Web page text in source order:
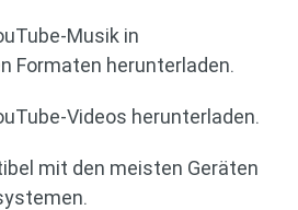
Musik in
Formaten herunterladen.
Videos herunterladen.
mit den meisten Geräten